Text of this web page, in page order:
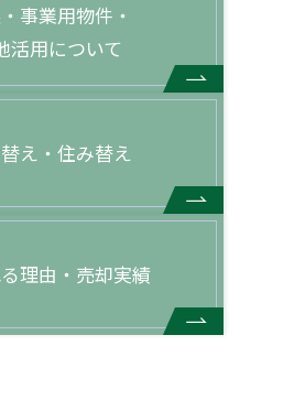
事業用物件・
活用について
え・住み替え
理由・売却実績